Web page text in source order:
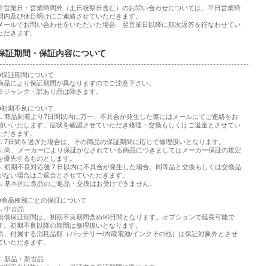
営業日・営業時間外（土日祝祭日含む）のお問い合わせについては、平日営業時
内及び休日明けにご連絡させていただきます。
ールでお問い合わせをいただいた場合、翌営業日以降に順次返答を行なわせてい
だきます。
証期間・保証内容について
証期間について
品により保証期間が異なりますのでご注意下さい。
ジャンク・訳あり品は除きます。
期不良について
商品到着より7日間以内に万一、不具合が発生した際にはメールにてご連絡をお
いいたします。症状を確認させていただき修理・交換もしくはご返金とさせてい
だきます。
7日間を過ぎた場合は、その商品の保証期間に応じて修理扱いとなります。
尚、メーカーにより保証がなされている商品につきましてはメーカー保証の規定
優先するものとします。
初期不良対応後７日以内に不具合が発生した場合、同等品と交換もしくは交換品
ない場合はご返金とさせていただきます。
基本的に良品のご返品・交換はお受けできません。
品種別ごとの保証について
中古品
償保証期間は、初期不良期間含め90日間となります。オプションで延長可能で
。初期不良以降の期間は修理扱いとなります。
、付属する消耗品類（バッテリー/内蔵電池/インクその他）は保証対象外とさせ
いただきます。
新品・新古品